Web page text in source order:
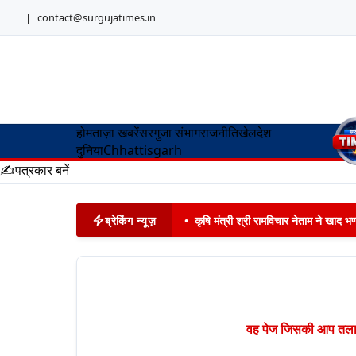
| contact@surgujatimes.in
होमताज़ा खबरेंसरगुजा संभागराजनीतिखेलदेश
दुनियाChhattisgarh
✍️पत्रकार बनें
ब्रेकिंग न्यूज़ • कृषि मंत्री श्री रामविचार नेताम ने खाद
वह पेज जिसकी आप